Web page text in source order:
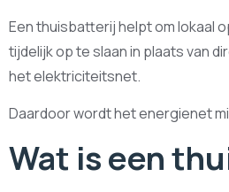
Een thuisbatterij helpt om lokaal
tijdelijk op te slaan in plaats van
het elektriciteitsnet.
Daardoor wordt het energienet
Wat is een